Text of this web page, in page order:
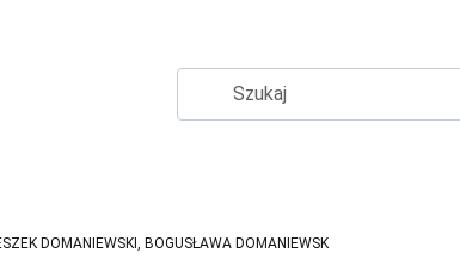
DOMANIEWSKI, BOGUSŁAWA DOMANIEWSK